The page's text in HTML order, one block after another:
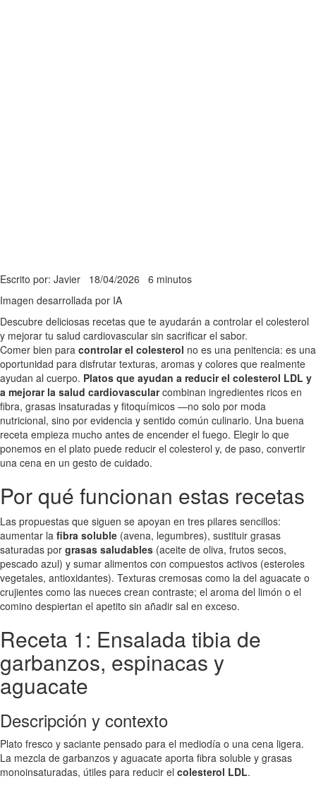
Escrito por: Javier 18/04/2026 6 minutos
Imagen desarrollada por IA
Descubre deliciosas recetas que te ayudarán a controlar el colesterol
y mejorar tu salud cardiovascular sin sacrificar el sabor.
Comer bien para controlar el colesterol no es una penitencia: es una
oportunidad para disfrutar texturas, aromas y colores que realmente
ayudan al cuerpo. Platos que ayudan a reducir el colesterol LDL y
a mejorar la salud cardiovascularcombinan ingredientes ricos en
fibra, grasas insaturadas y fitoquímicos —no solo por moda
nutricional, sino por evidencia y sentido común culinario. Una buena
receta empieza mucho antes de encender el fuego. Elegir lo que
ponemos en el plato puede reducir el colesterol y, de paso, convertir
una cena en un gesto de cuidado.
Por qué funcionan estas recetas
Las propuestas que siguen se apoyan en tres pilares sencillos:
aumentar la fibra soluble (avena, legumbres), sustituir grasas
saturadas por grasas saludables (aceite de oliva, frutos secos,
pescado azul) y sumar alimentos con compuestos activos (esteroles
vegetales, antioxidantes). Texturas cremosas como la del aguacate o
crujientes como las nueces crean contraste; el aroma del limón o el
comino despiertan el apetito sin añadir sal en exceso.
Receta 1: Ensalada tibia de
garbanzos, espinacas y
aguacate
Descripción y contexto
Plato fresco y saciante pensado para el mediodía o una cena ligera.
La mezcla de garbanzos y aguacate aporta fibra soluble y grasas
monoinsaturadas, útiles para reducir el colesterol LDL.